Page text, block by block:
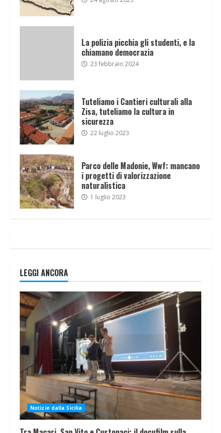
La polizia picchia gli studenti, e la
chiamano democrazia
23 febbraio 2024
Tuteliamo i Cantieri culturali alla
Zisa, tuteliamo la cultura in
sicurezza
22 luglio 2023
Parco delle Madonie, Wwf: mancano
i progetti di valorizzazione
naturalistica
1 luglio 2023
LEGGI ANCORA
Notizie dalla Sicilia